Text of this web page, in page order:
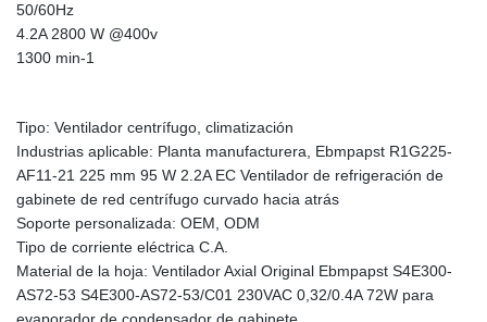
50/60Hz
4.2A 2800 W @400v
1300 min-1
Tipo: Ventilador centrífugo, climatización
Industrias aplicable: Planta manufacturera, Ebmpapst R1G225-
AF11-21 225 mm 95 W 2.2A EC Ventilador de refrigeración de
gabinete de red centrífugo curvado hacia atrás
Soporte personalizada: OEM, ODM
Tipo de corriente eléctrica C.A.
Material de la hoja: Ventilador Axial Original Ebmpapst S4E300-
AS72-53 S4E300-AS72-53/C01 230VAC 0,32/0.4A 72W para